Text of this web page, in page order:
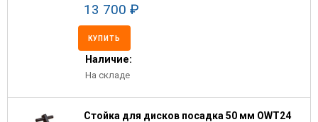
13 700 ₽
КУПИТЬ
Наличие:
На складе
Стойка для дисков посадка 50 мм OWT24